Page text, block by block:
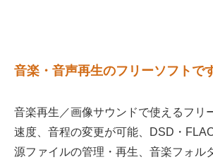
音楽・音声再生のフリーソフトで
音楽再生／画像サウンドで使えるフリ
速度、音程の変更が可能、DSD・
源ファイルの管理・再生、音楽フォル